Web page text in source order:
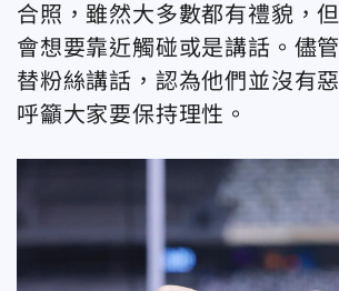
合照，雖然大多數都有禮貌，
會想要靠近觸碰或是講話。儘
替粉絲講話，認為他們並沒有
呼籲大家要保持理性。